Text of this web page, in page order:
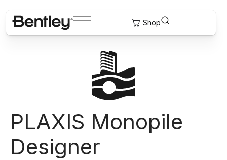
PLAXIS Monopile
Designer